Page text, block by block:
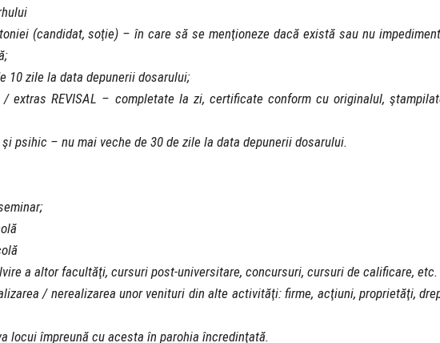
(candidat, soţie) – în care să se menţioneze dacă există sau nu
10 zile la data depunerii dosarului;
extras REVISAL – completate la zi, certificate conform cu originalul,
psihic – nu mai veche de 30 de zile la data depunerii dosarului.
a altor facultăţi, cursuri post-universitare, concursuri, cursuri de calificare, etc.
/ nerealizarea unor venituri din alte activităţi: firme, acţiuni, proprietăţi,
locui împreună cu acesta în parohia încredinţată.